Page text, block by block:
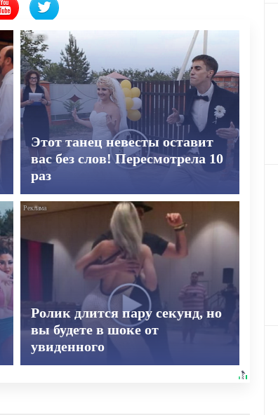
Этот танец невесты оставит
вас без слов! Пересмотрела 10
раз
Ролик длится пару секунд, но
вы будете в шоке от
увиденного